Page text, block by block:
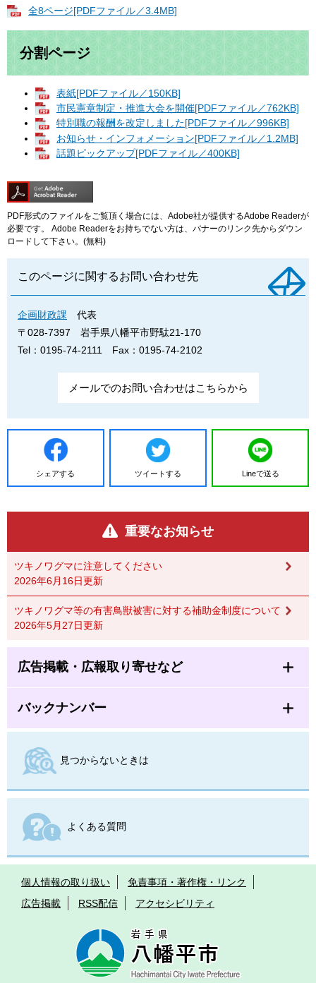
全8ページ[PDFファイル／3.4MB]
分割ページ
表紙[PDFファイル／150KB]
市民憲章制定・推進大会を開催[PDFファイル／762KB]
特別職の報酬を改定しました[PDFファイル／996KB]
お知らせ・インフォメーション[PDFファイル／1.2MB]
話題ピックアップ[PDFファイル／400KB]
PDF形式のファイルをご覧頂く場合には、Adobe社が提供するAdobe Readerが
必要です。
Adobe Readerをお持ちでない方は、バナーのリンク先からダウン
ロードして下さい。(無料)
このページに関するお問い合わせ先
企画財政課
代表
〒028-7397
岩手県八幡平市野駄21-170
Tel：0195-74-2111
Fax：0195-74-2102
メールでのお問い合わせはこちらから
シェアする ツイートする Lineで送る
重要なお知らせ
ツキノワグマに注意してください
2026年6月16日更新
ツキノワグマ等の有害鳥獣被害に対する補助金制度について
2026年5月27日更新
広告掲載・広報取り寄せなど
バックナンバー
見つからないときは
よくある質問
個人情報の取り扱い
免責事項・著作権・リンク
広告掲載
RSS配信 アクセシビリティ